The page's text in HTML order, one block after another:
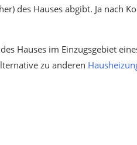
des Hauses abgibt. Ja nach
Hauses im Einzugsgebiet
zu anderen